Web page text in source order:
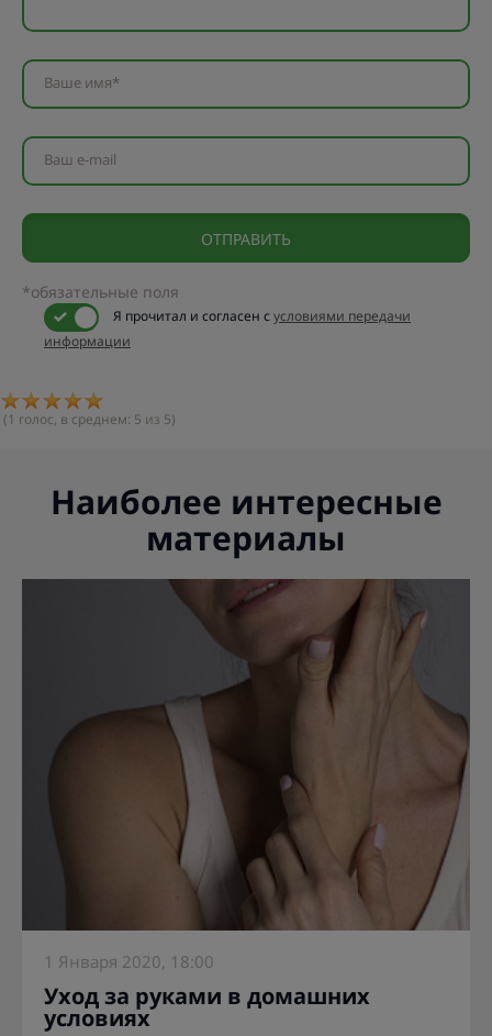
Ваше имя*
Ваш e-mail
*обязательные поля
Я прочитал и согласен сусловиями передачи
информации
(1 голос, в среднем: 5 из 5)
Наиболее интересные
материалы
1 Января 2020, 18:00
Уход за руками в домашних
условиях